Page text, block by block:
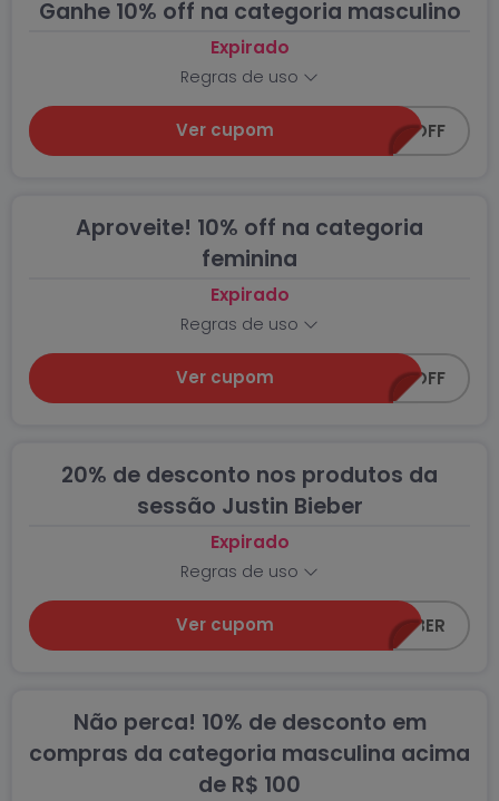
Ganhe 10% off na categoria masculino
Expirado
Regras de uso
Ver cupom SUPER-10OFF
Aproveite! 10% off na categoria
feminina
Expirado
Regras de uso
Ver cupom SUPER-10OFF
20% de desconto nos produtos da
sessão Justin Bieber
Expirado
Regras de uso
Ver cupom CEA-BELIEBER
Não perca! 10% de desconto em
compras da categoria masculina acima
de R$ 100